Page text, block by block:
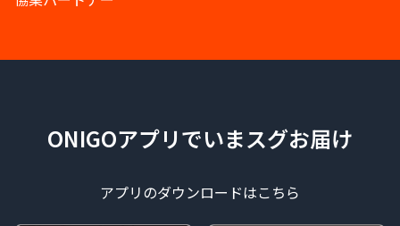
ONIGOアプリでいまスグお届け
アプリのダウンロードはこちら